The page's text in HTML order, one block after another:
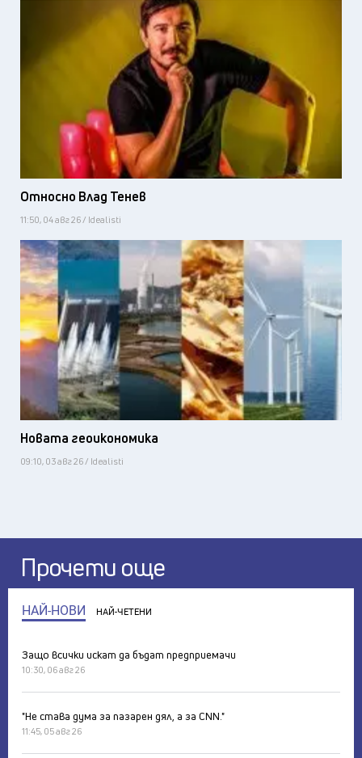
Относно Влад Тенев
11:50, 04 авг 26 / Idealisti
Новата геоикономика
09:10, 03 авг 26 / Idealisti
Прочети още
НАЙ-НОВИ НАЙ-ЧЕТЕНИ
Защо всички искат да бъдат предприемачи
10:30, 06 авг 26
"Не става дума за пазарен дял, а за CNN."
11:45, 05 авг 26